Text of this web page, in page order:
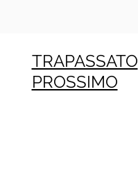
TRAPASSATO
PROSSIMO